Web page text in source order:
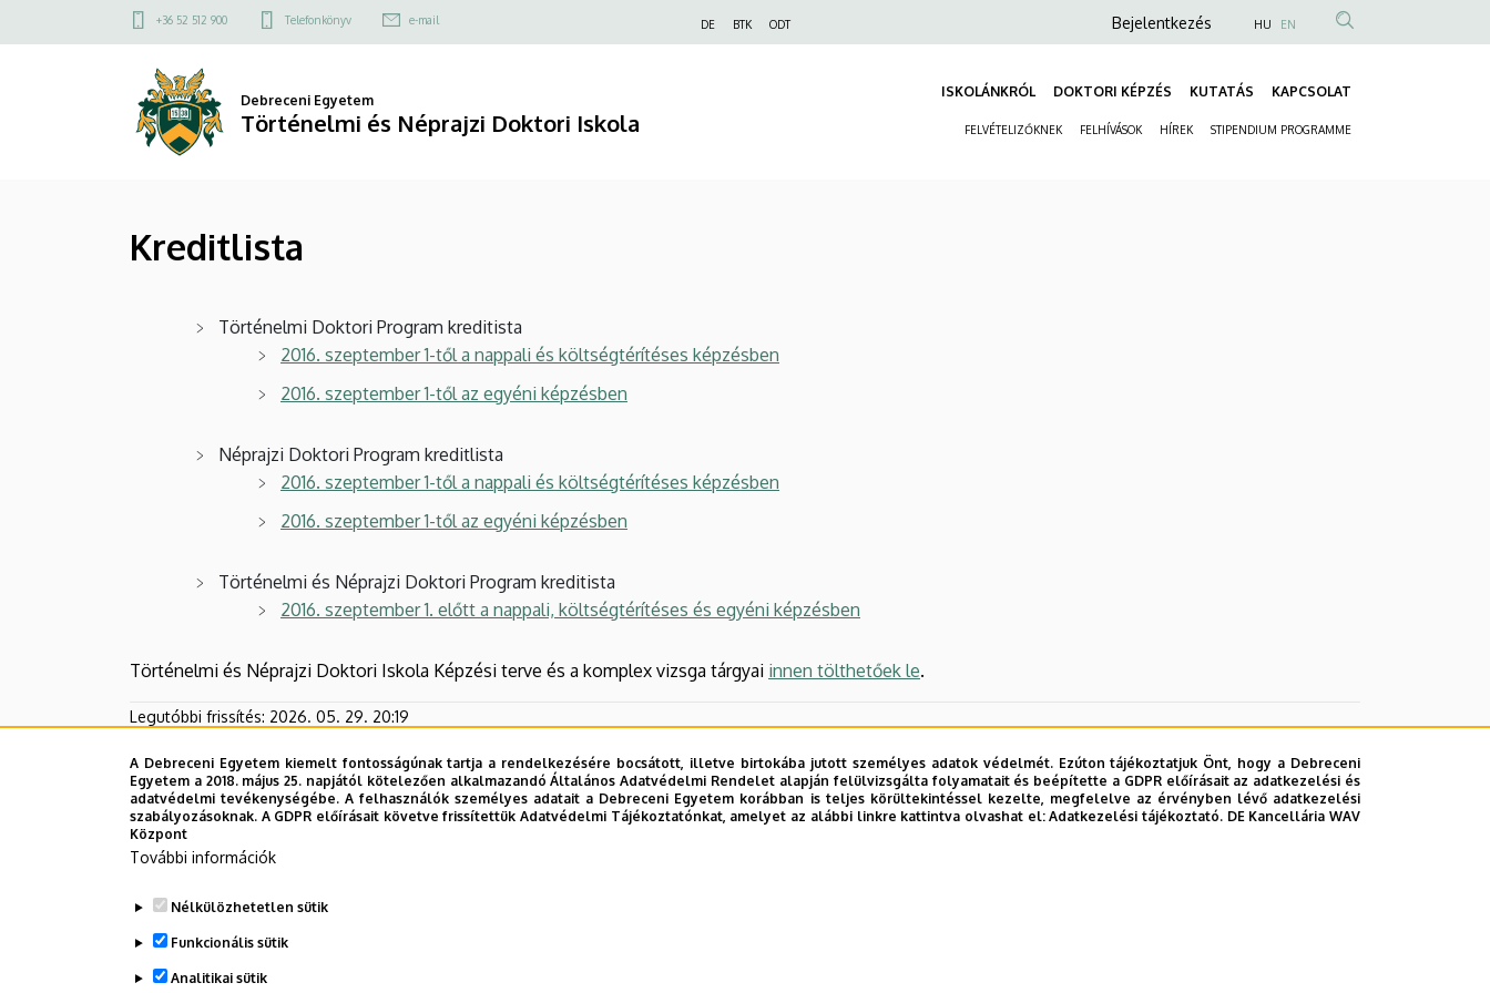
Kreditlista
Történelmi
a
Felső
menü
+36 52 512 900 Telefonkönyv e-mail DE BTK ODT
Anonim
fiók
menüje
Bejelentkezés HU EN
Debreceni Egyetem
Történelmi és Néprajzi Doktori Iskola
ISKOLÁNKRÓL DOKTORI KÉPZÉS KUTATÁS KAPCSOLAT
FELVÉTELIZŐKNEK FELHÍVÁSOK HÍREK STIPENDIUM PROGRAMME
Kreditlista
Történelmi Doktori Program kreditista
2016. szeptember 1-től a nappali és költségtérítéses képzésben
2016. szeptember 1-től az egyéni képzésben
Néprajzi Doktori Program kreditlista
2016. szeptember 1-től a nappali és költségtérítéses képzésben
2016. szeptember 1-től az egyéni képzésben
Történelmi és Néprajzi Doktori Program kreditista
2016. szeptember 1. előtt a nappali, költségtérítéses és egyéni képzésben
Történelmi és Néprajzi Doktori Iskola Képzési terve és a komplex vizsga tárgyai innen tölthetőek le.
Legutóbbi frissítés: 2026. 05. 29. 20:19
A Debreceni Egyetem kiemelt fontosságúnak tartja a rendelkezésére bocsátott, illetve birtokába jutott személyes adatok védelmét. Ezúton tájékoztatjuk Önt, hogy a Debreceni
Egyetem a 2018. május 25. napjától kötelezően alkalmazandó Általános Adatvédelmi Rendelet alapján felülvizsgálta folyamatait és beépítette a GDPR előírásait az adatkezelési és
adatvédelmi tevékenységébe. A felhasználók személyes adatait a Debreceni Egyetem korábban is teljes körültekintéssel kezelte, megfelelve az érvényben lévő adatkezelési
szabályozásoknak. A GDPR előírásait követve frissítettük Adatvédelmi Tájékoztatónkat, amelyet az alábbi linkre kattintva olvashat el:Adatkezelési tájékoztató. DE Kancellária WAV
Központ
További információk
Nélkülözhetetlen sütik
Funkcionális sütik
Analitikai sütik